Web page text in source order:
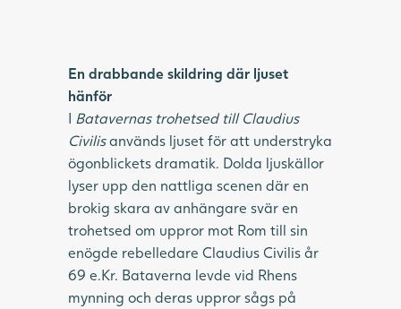
En drabbande skildring där ljuset
hänför
I Batavernas trohetsed till Claudius
Civilisanvänds ljuset för att understryka
ögonblickets dramatik. Dolda ljuskällor
lyser upp den nattliga scenen där en
brokig skara av anhängare svär en
trohetsed om uppror mot Rom till sin
enögde rebelledare Claudius Civilis år
69 e.Kr. Bataverna levde vid Rhens
mynning och deras uppror sågs på